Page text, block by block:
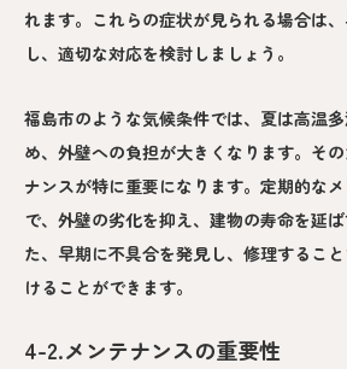
れます。これらの症状が見られる場合は
し、適切な対応を検討しましょう。
福島市のような気候条件では、夏は高温
め、外壁への負担が大きくなります。そ
ナンスが特に重要になります。定期的な
で、外壁の劣化を抑え、建物の寿命を延
た、早期に不具合を発見し、修理するこ
けることができます。
4-2.メンテナンスの重要性